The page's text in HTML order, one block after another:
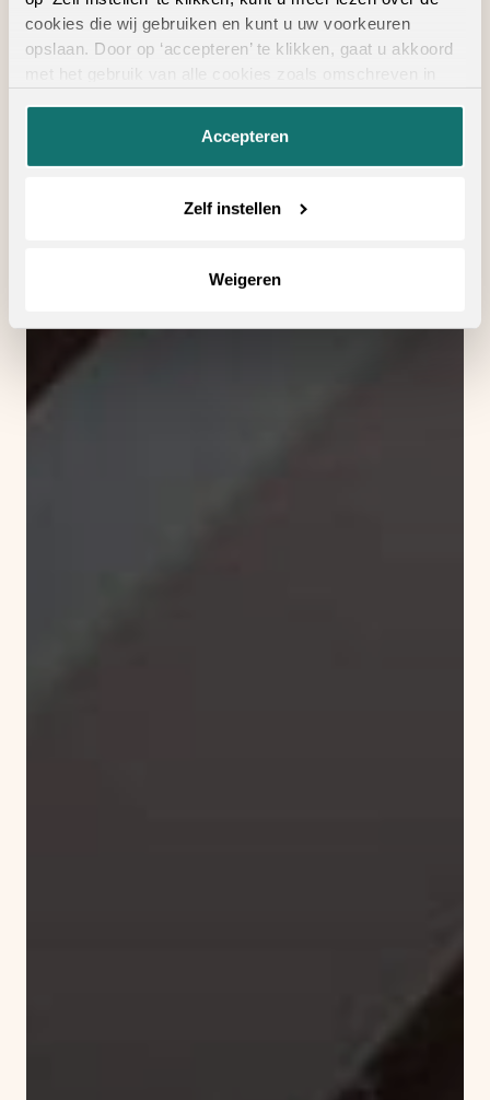
cookies die wij gebruiken en kunt u uw voorkeuren
opslaan. Door op ‘accepteren’ te klikken, gaat u akkoord
Accepteren
Zelf instellen
Weigeren